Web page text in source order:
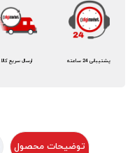
ارسال سریع کالا پشتیبانی 24 ساعته
توضیحات محصول